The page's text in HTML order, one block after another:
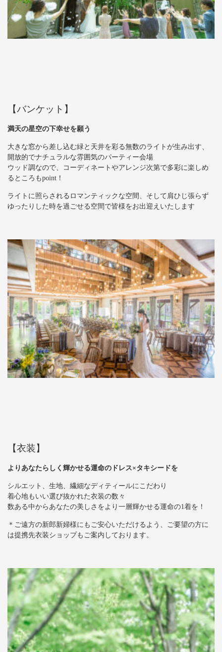
【バンケット】
満天の星空の下幸せを願う
大きな窓から差し込む緑と天井を彩る無数のライトが生み出す、
開放的でナチュラルな雰囲気のパーティー会場
ウッド調なので、コーディネートやアレンジ次第で多彩に楽しめ
るところもpoint！
ライトに照らされるロマンティックな空間、そして肩ひじ張らず
ゆったりした時を過ごせる空間で皆様をお出迎えいたします
【衣装】
よりあなたらしく輝かせる運命のドレス×タキシードを
シルエット、生地、繊細なディティールにこだわり
着心地もいい選び抜かれた衣装の数々
数ある中からあなたの美しさをより一層輝かせる運命の1着を！
＊ご遠方の新郎新婦様にもご安心いただけるよう、ご要望の方に
は提携先衣装ショップもご案内しております。